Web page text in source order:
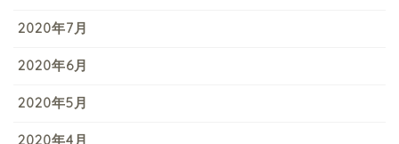
2020年7月
2020年6月
2020年5月
2020年4月